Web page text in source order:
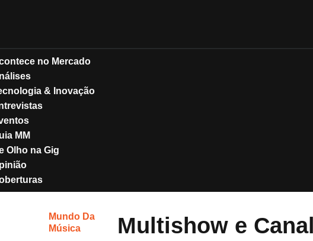
no Mercado
& Inovação
MM
Olho na Gig
Mundo Da
Música
Multishow e